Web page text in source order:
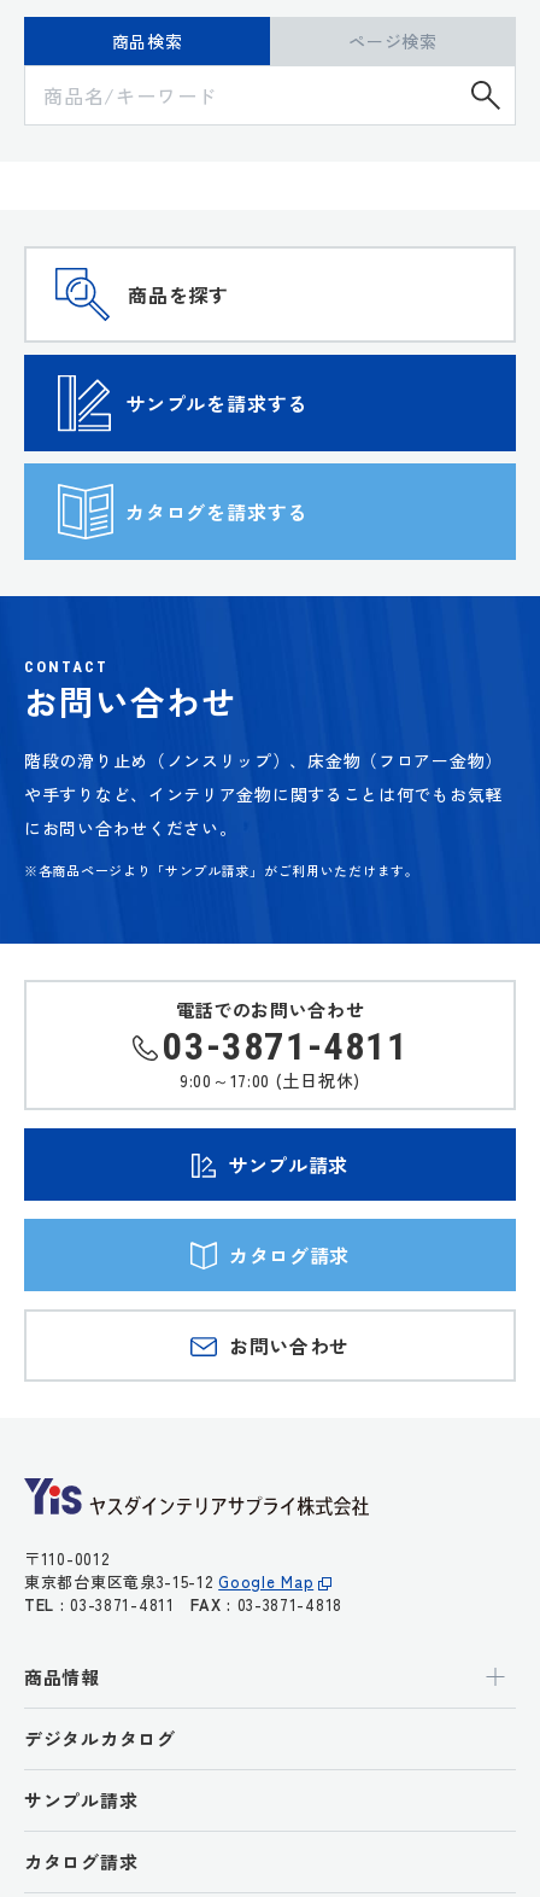
商品検索 ページ検索
商品を探す
サンプルを請求する
カタログを請求する
CONTACT
お問い合わせ
階段の滑り止め（ノンスリップ）、床金物（フロアー金物）
や手すりなど、 インテリア金物に関することは何でもお気軽
にお問い合わせください。
※各商品ページより「サンプル請求」がご利用いただけます。
電話でのお問い合わせ
03-3871-4811
9:00～17:00 (土日祝休)
サンプル請求
カタログ請求
お問い合わせ
〒110-0012
東京都台東区竜泉3-15-12Google Map
TEL : 03-3871-4811FAX : 03-3871-4818
商品情報
デジタルカタログ
サンプル請求
カタログ請求